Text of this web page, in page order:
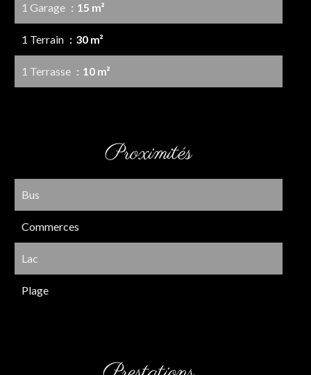
1 Garage 15 m²
1 Terrain 30 m²
1 Terrasse 10 m²
Proximités
Bus
Commerces
Lac
Plage